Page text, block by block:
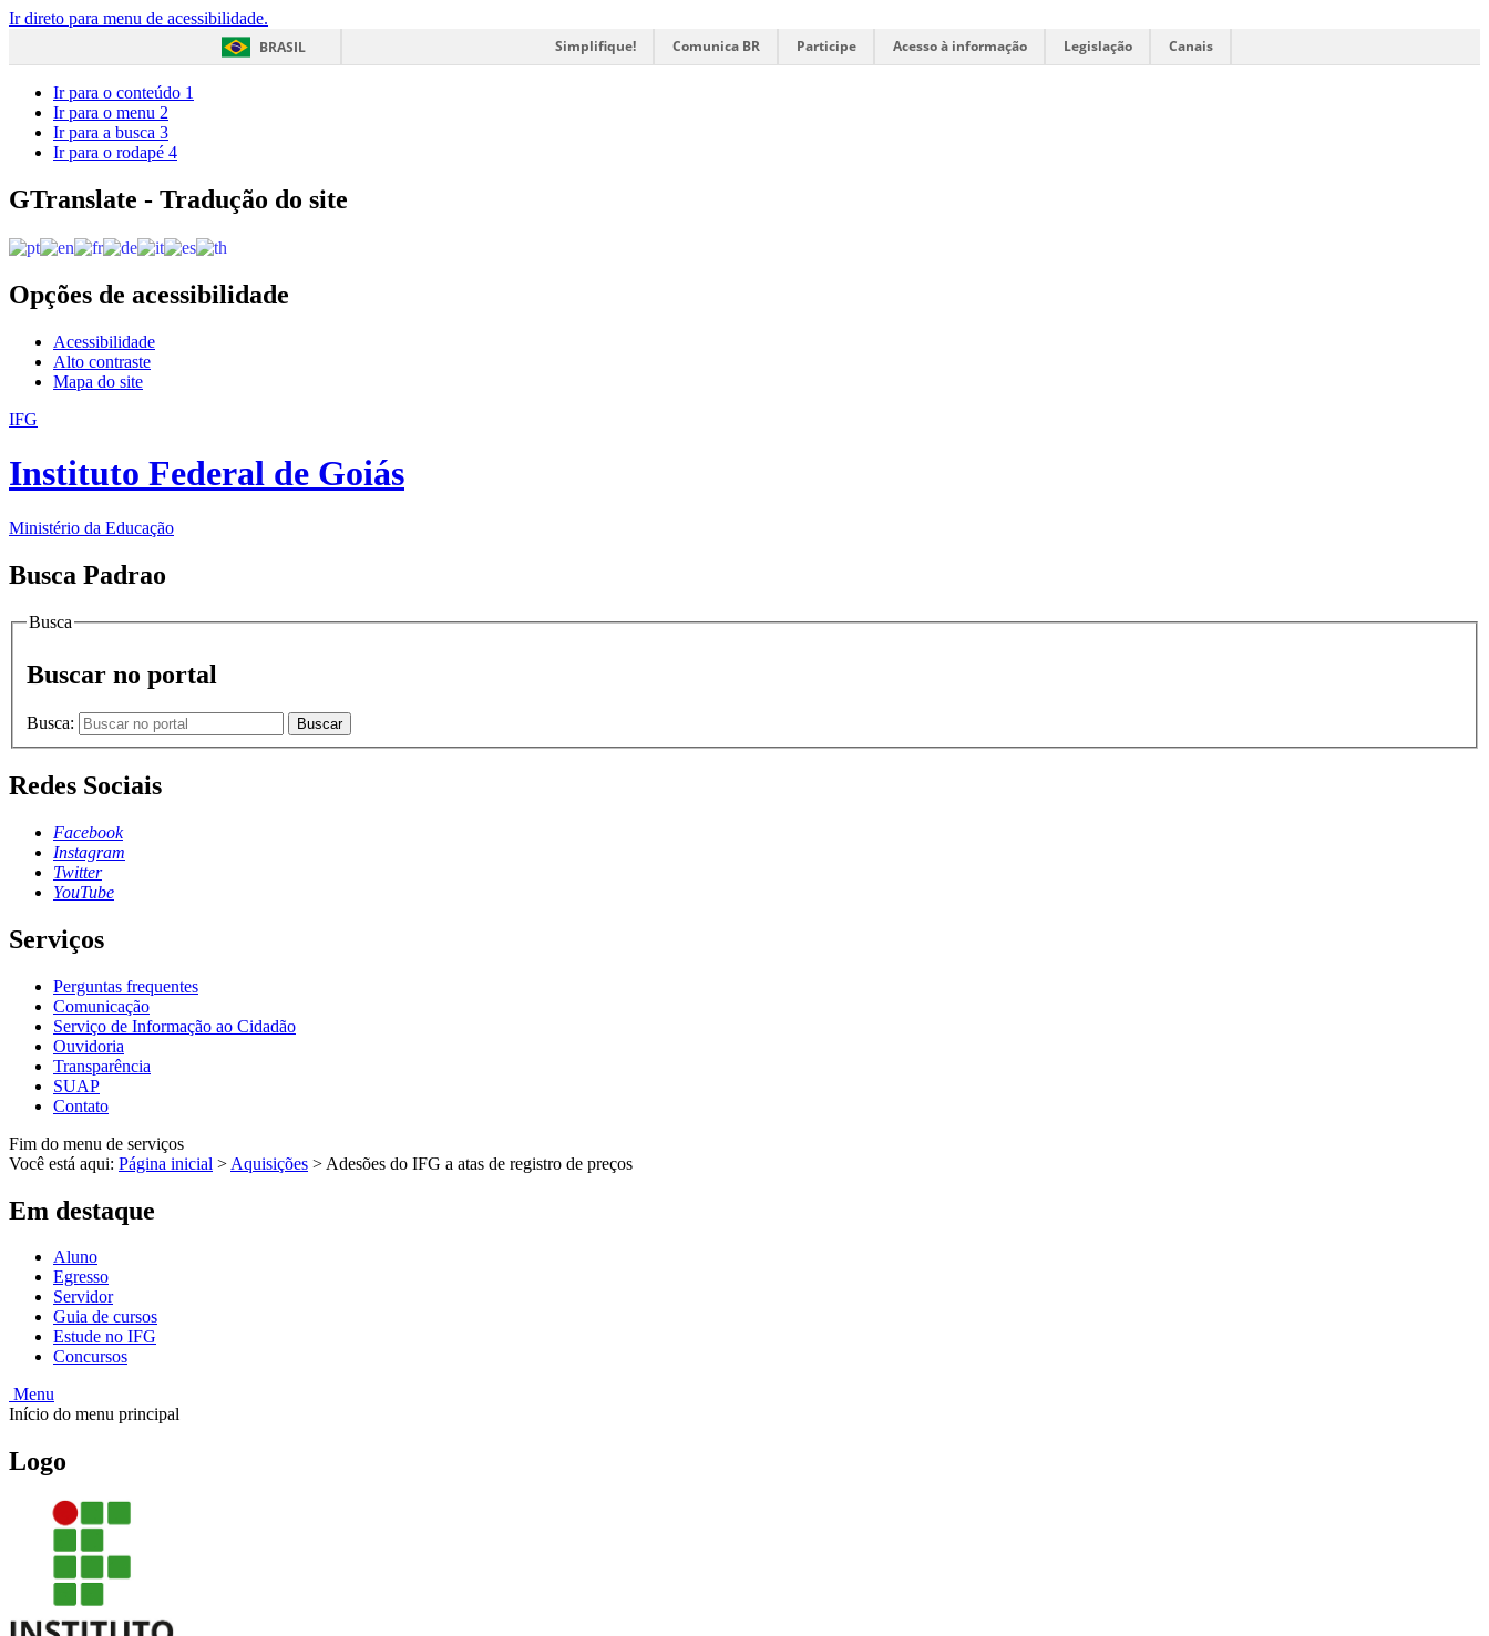
Ir direto para menu de acessibilidade.
BRASIL
Simplifique! Comunica BR Participe Acesso à informação Legislação Canais
Ir para o conteúdo 1
Ir para o menu 2
Ir para a busca 3
Ir para o rodapé 4
GTranslate - Tradução do site
Opções de acessibilidade
Acessibilidade
Alto contraste
Mapa do site
IFG
Instituto Federal de Goiás
Ministério da Educação
Busca Padrao
Busca
Buscar no portal
Busca: Buscar
Redes Sociais
Facebook
Instagram
Twitter
YouTube
Serviços
Perguntas frequentes
Comunicação
Serviço de Informação ao Cidadão
Ouvidoria
Transparência
SUAP
Contato
Fim do menu de serviços
Você está aqui: Página inicial > Aquisições > Adesões do IFG a atas de registro de preços
Em destaque
Aluno
Egresso
Servidor
Guia de cursos
Estude no IFG
Concursos
Menu
Início do menu principal
Logo